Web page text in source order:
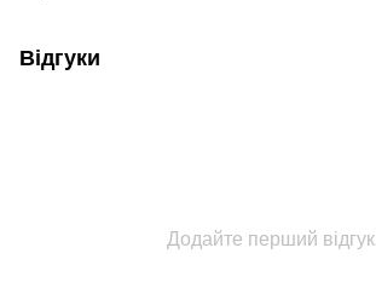
Відгуки
Додайте перший відгук